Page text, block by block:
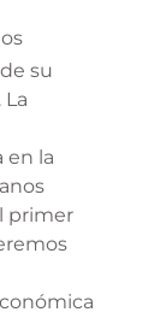
su
en la
primer